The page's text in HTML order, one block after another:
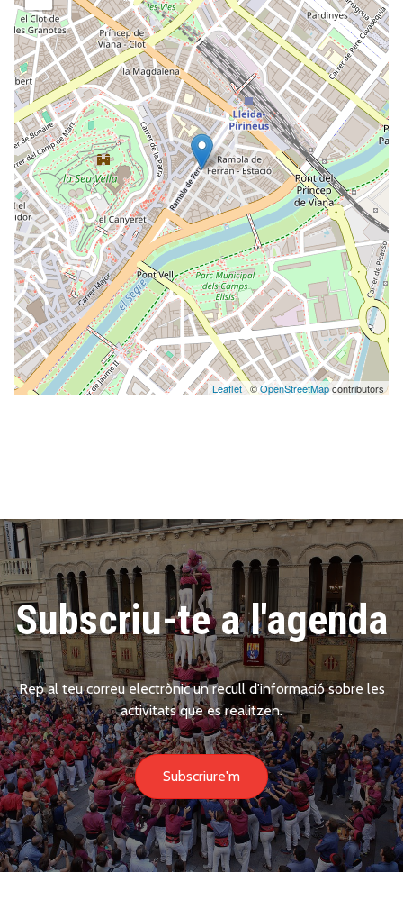
Leaflet| ©OpenStreetMapcontributors
Subscriu-te a l'agenda
Rep al teu correu electrònic un recull d'informació sobre les
activitats que es realitzen.
Subscriure'm